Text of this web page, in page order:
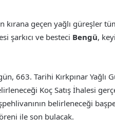
geçen yağlı güreşler
şarkıcı ve besteci Bengü,
663. Tarihi Kırkpınar
Koç Satış İhalesi
belirleneceği
ile son bulacak.